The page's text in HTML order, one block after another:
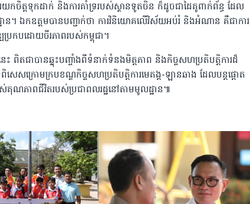
កចិត្តទុកដាក់ និងការគាំទ្ររបស់ស្ថានទូតចិន ក៏ដូចជាដៃគូពាក់ព័ន្ធ ដែល
ន។ ឯកឧត្តមបានបញ្ជាក់ថា ការវិនិយោគលើវិស័យអប់រំ និងអំណាន គឺជាការ
រកបដោយចីរភាពរបស់កម្ពុជា។
តជាបានឆ្លុះបញ្ចាំងពីទំនាក់ទំនងមិត្តភាព និងកិច្ចសហប្រតិបត្តិការដ៏
សេសក្រោមក្របខណ្ឌកិច្ចសហប្រតិបត្តិការមេគង្គ-ឡានឆាង ដែលបន្តផ្តោត
គុណភាពជីវិតរបស់ប្រជាពលរដ្ឋនៅតាមមូលដ្ឋាន៕